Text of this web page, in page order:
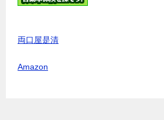
両口屋是清
Amazon